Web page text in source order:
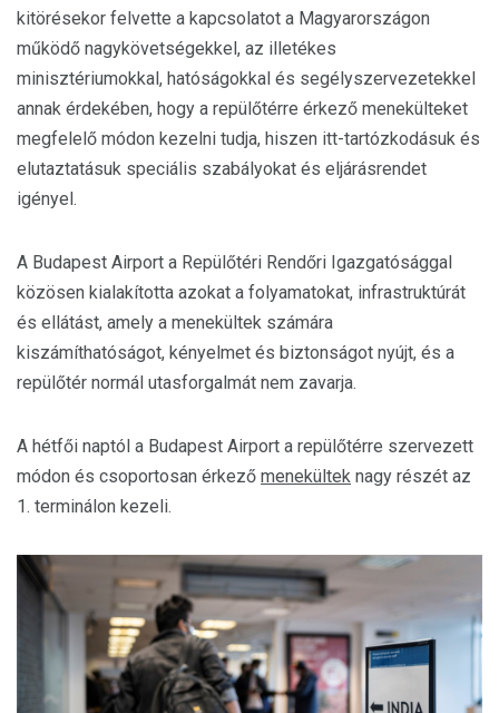
kitörésekor felvette a kapcsolatot a Magyarországon
működő nagykövetségekkel, az illetékes
minisztériumokkal, hatóságokkal és segélyszervezetekkel
annak érdekében, hogy a repülőtérre érkező menekülteket
megfelelő módon kezelni tudja, hiszen itt-tartózkodásuk és
elutaztatásuk speciális szabályokat és eljárásrendet
igényel.
A Budapest Airport a Repülőtéri Rendőri Igazgatósággal
közösen kialakította azokat a folyamatokat, infrastruktúrát
és ellátást, amely a menekültek számára
kiszámíthatóságot, kényelmet és biztonságot nyújt, és a
repülőtér normál utasforgalmát nem zavarja.
A hétfői naptól a Budapest Airport a repülőtérre szervezett
módon és csoportosan érkező menekültek nagy részét az
1. terminálon kezeli.